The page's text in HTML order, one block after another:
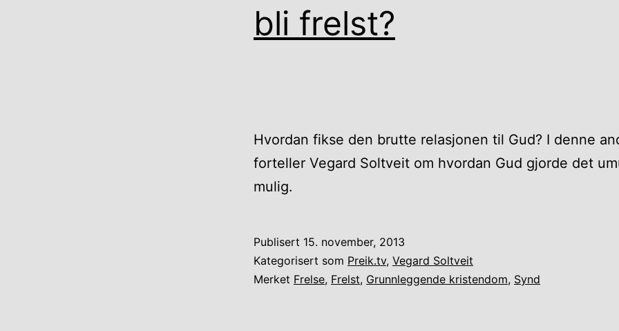
bli frelst?
Hvordan fikse den brutte relasjonen til Gud? I denne
forteller Vegard Soltveit om hvordan Gud gjorde det
mulig.
Publisert 15. november, 2013
Kategorisert som Preik.tv, Vegard Soltveit
Merket Frelse, Frelst, Grunnleggende kristendom, Synd